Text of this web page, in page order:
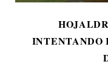
INTENTANDO